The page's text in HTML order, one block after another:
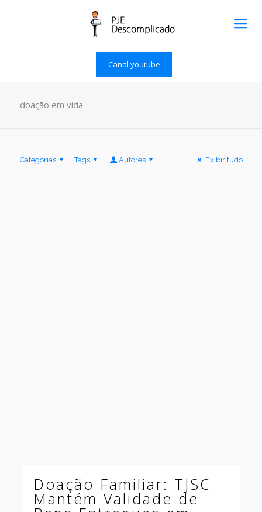
Canal youtube
doação em vida
Categorias Tags Autores Exibir tudo
Doação Familiar: TJSC
Mantém Validade de